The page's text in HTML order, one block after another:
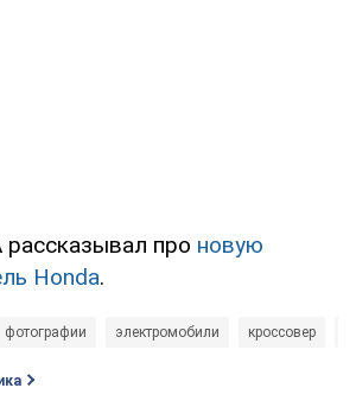
рассказывал про новую
Honda.
фотографии электромобили кроссовер